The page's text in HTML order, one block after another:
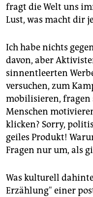
fragt die Welt uns
Lust, was macht dir
Ich habe nichts
davon, aber
sinnentleerten
versuchen, zum
mobilisieren, fragen
Menschen
klicken? Sorry,
geiles Produkt!
Fragen nur um, als
Was kulturell
Erzählung" einer